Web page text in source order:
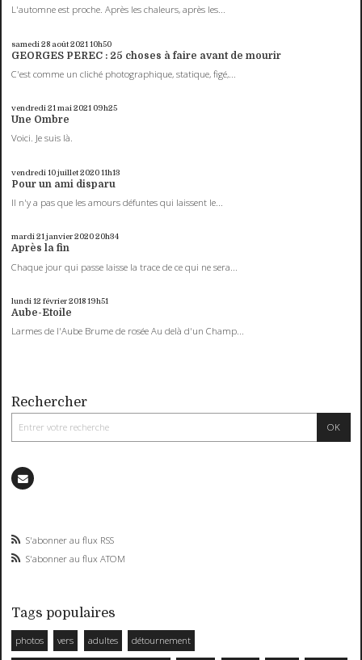
L'automne est proche. Après les chaleurs, après les...
samedi 28 août 2021 10h50
GEORGES PEREC : 25 choses à faire avant de mourir
C'est comme un cliché photographique, statique, figé,...
vendredi 21mai 2021 09h25
Une Ombre
Voici. Je suis là.
vendredi 10juillet 202011h13
Pour un ami disparu
Il n'y a pas que les amours défuntes qui laissent le...
mardi 21janvier 202020h34
Après la fin
Chaque jour qui passe laisse la trace de ce qui ne sera...
lundi 12 février 201819h51
Aube-Etoile
Larmes de l'Aube Brume de rosée Au delà d'un Champ...
Rechercher
S'abonner au flux RSS
S'abonner au flux ATOM
Tags populaires
photos vers adultes détournement